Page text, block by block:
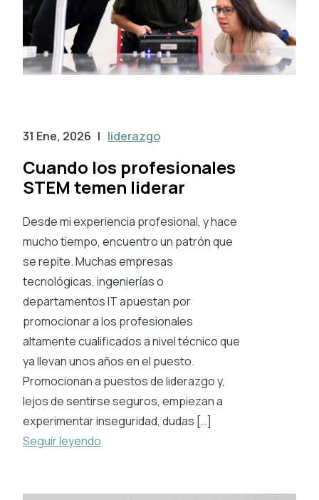
31 Ene, 2026 | liderazgo
Cuando los profesionales
STEM temen liderar
Desde mi experiencia profesional, y hace
mucho tiempo, encuentro un patrón que
se repite. Muchas empresas
tecnológicas, ingenierías o
departamentos IT apuestan por
promocionar a los profesionales
altamente cualificados a nivel técnico que
ya llevan unos años en el puesto.
Promocionan a puestos de liderazgo y,
lejos de sentirse seguros, empiezan a
experimentar inseguridad, dudas […]
Seguir leyendo